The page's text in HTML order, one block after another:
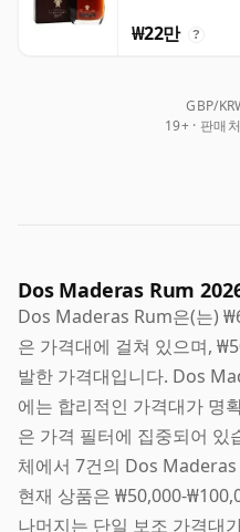
₩22만 ?
GBP/
19+ · 판매
Dos Maderas Rum
Dos Maderas Rum은(는)
은 가격대에 걸쳐 있으며,
발한 가격대입니다. Dos
에는 합리적인 가격대가 명
은 가격 필터에 집중되어 있
체에서 7건의 Dos
현재 상품은 ₩50,000-
나머지는 단일 보조 가격대